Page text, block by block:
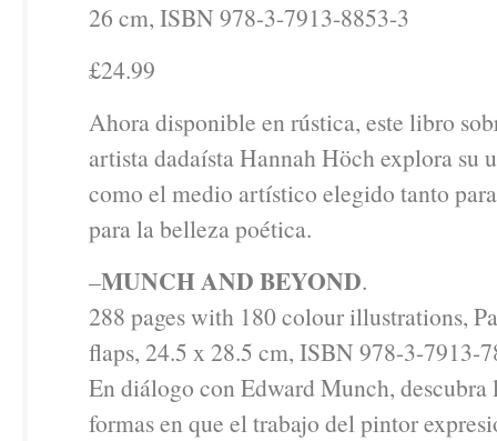
26 cm, ISBN 978-3-7913-8853-3
£24.99
Ahora disponible en rústica, este libro
artista dadaísta Hannah Höch explora su
como el medio artístico elegido tanto
para la belleza poética.
–MUNCH AND BEYOND.
288 pages with 180 colour illustrations,
flaps, 24.5 x 28.5 cm, ISBN 978-3-7913-
En diálogo con Edward Munch, descubra
formas en que el trabajo del pintor